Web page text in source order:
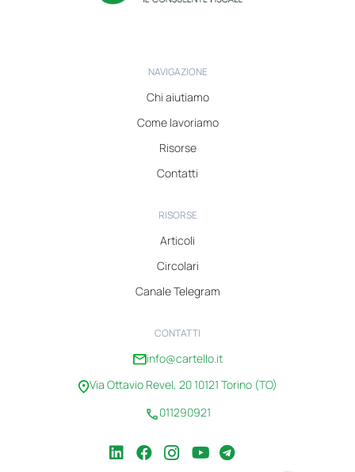
NAVIGAZIONE
Chi aiutiamo
Come lavoriamo
Risorse
Contatti
RISORSE
Articoli
Circolari
Canale Telegram
CONTATTI
info@cartello.it
Via Ottavio Revel, 20 10121 Torino (TO)
011290921